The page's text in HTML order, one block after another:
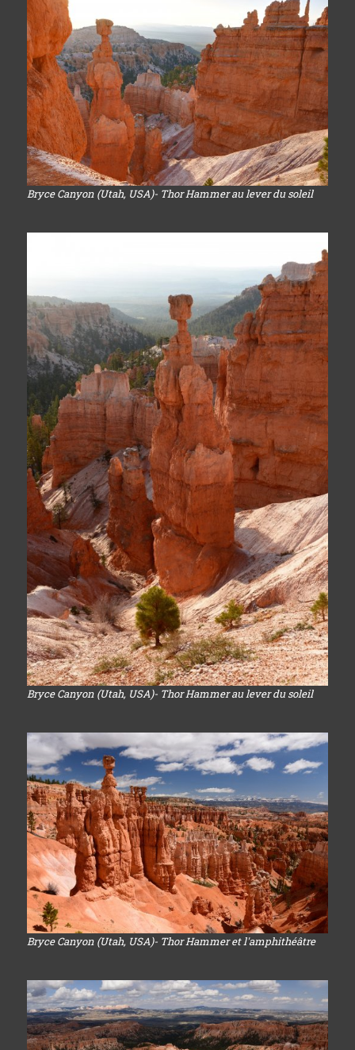
Bryce Canyon (Utah, USA)- Thor Hammer au lever du soleil
Bryce Canyon (Utah, USA)- Thor Hammer au lever du soleil
Bryce Canyon (Utah, USA)- Thor Hammer et l'amphithéâtre